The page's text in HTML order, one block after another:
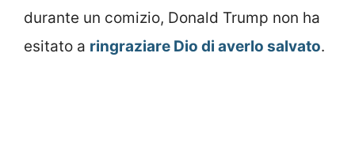
durante un comizio, Donald Trump non ha
esitato a ringraziare Dio di averlo salvato.